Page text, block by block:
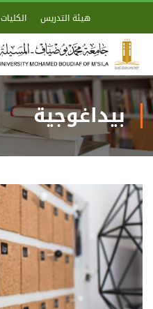
هيئة التدريس الكليات
بيداغوجية